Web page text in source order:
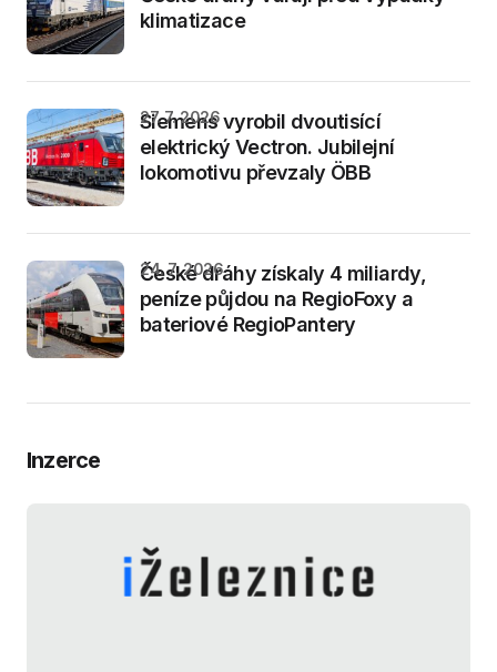
klimatizace
Siemens vyrobil dvoutisící
elektrický Vectron. Jubilejní
lokomotivu převzaly ÖBB
27. 7. 2026
České dráhy získaly 4 miliardy,
peníze půjdou na RegioFoxy a
bateriové RegioPantery
24. 7. 2026
Inzerce